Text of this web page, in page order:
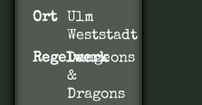
Ort
Ulm
Weststadt
Regelwerk
Dungeons
&
Dragons